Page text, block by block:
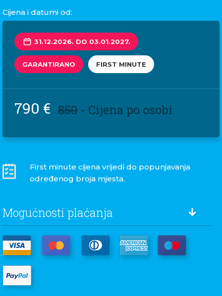
Cijena i datumi od:
31.12.2026. DO 03.01.2027.
GARANTIRANO FIRST MINUTE
790 € 850 - Cijena po osobi
First minute cijena vrijedi do popunjavanja
određenog broja mjesta.
Mogućnosti plaćanja